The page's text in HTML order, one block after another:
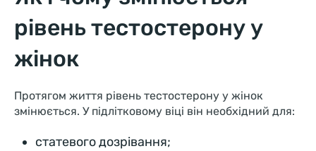
рівень тестостерону у
жінок
Протягом життя рівень тестостерону у жінок
змінюється. У підлітковому віці він необхідний для:
статевого дозрівання;